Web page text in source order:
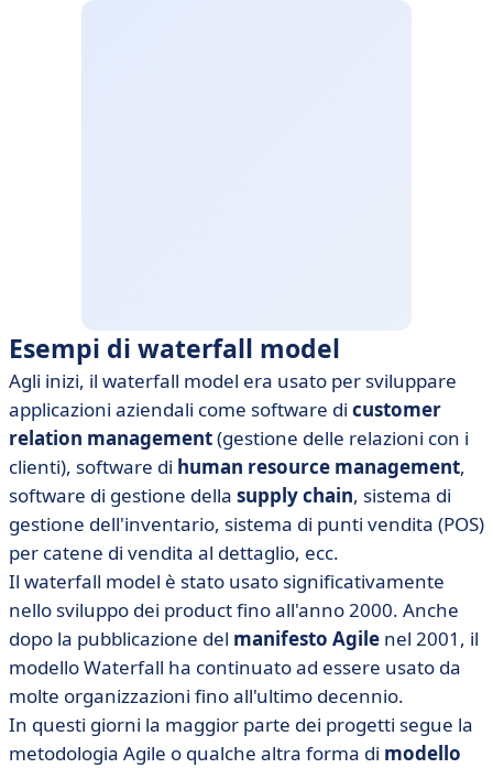
Esempi di waterfall model
Agli inizi, il waterfall model era usato per sviluppare
applicazioni aziendali come software di customer
relation management(gestione delle relazioni con i
clienti), software di human resource management,
software di gestione della supply chain, sistema di
gestione dell'inventario, sistema di punti vendita (POS)
per catene di vendita al dettaglio, ecc.
Il waterfall model è stato usato significativamente
nello sviluppo dei product fino all'anno 2000. Anche
dopo la pubblicazione del manifesto Agile nel 2001, il
modello Waterfall ha continuato ad essere usato da
molte organizzazioni fino all'ultimo decennio.
In questi giorni la maggior parte dei progetti segue la
metodologia Agile o qualche altra forma di modello